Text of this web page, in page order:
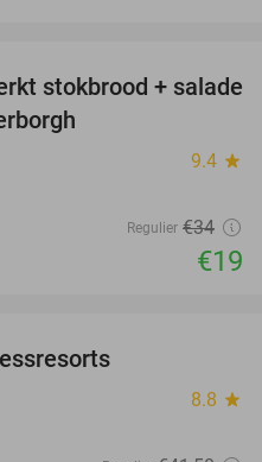
44%
stokbrood + salade
9.4 star
Regulier €34
€19
8.8 star